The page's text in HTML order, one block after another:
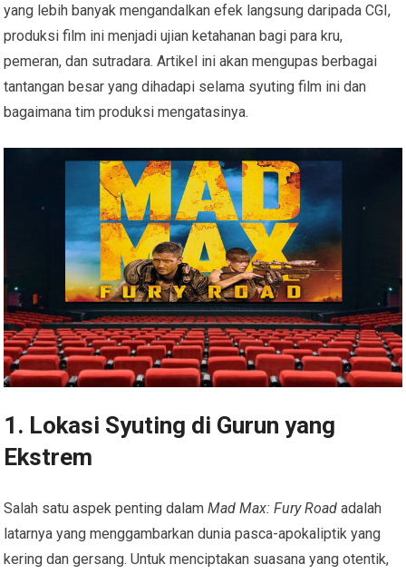
yang lebih banyak mengandalkan efek langsung daripada CGI,
produksi film ini menjadi ujian ketahanan bagi para kru,
pemeran, dan sutradara. Artikel ini akan mengupas berbagai
tantangan besar yang dihadapi selama syuting film ini dan
bagaimana tim produksi mengatasinya.
1. Lokasi Syuting di Gurun yang
Ekstrem
Salah satu aspek penting dalamMad Max: Fury Road adalah
latarnya yang menggambarkan dunia pasca-apokaliptik yang
kering dan gersang. Untuk menciptakan suasana yang otentik,